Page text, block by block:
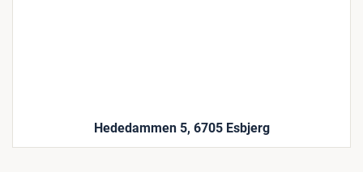
Hededammen 5, 6705 Esbjerg